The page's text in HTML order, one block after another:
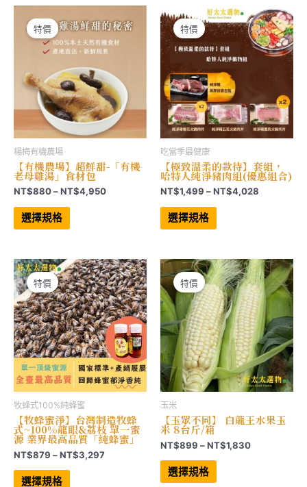
NT$3,999
式。
可
在
產
品
頁
面
選
擇
選
項
款
式。
可
在
產
品
面
選
擇
選
項
特價
楊梅有機農場
【有機農場】超鮮甜-「有機
老母雞湯」食材包
NT$880–NT$4,950價
NT$4,950
選擇規格
此
品
款
式。
可
在
產
品
頁
面
選
擇
選
項
特價
吃當季最健康
【極致溫柔的款待】套組，
哈特人純淨豬肉組(優惠組合)
NT$1,499 –NT$4,028
NT$4,028
選擇規格
此
品
款
式。
可
在
產
品
頁
面
選
擇
選
項
特價
牧蜂式100%純蜂蜜
【牧蜂蜜淨】台灣制造牧蜂
式~100%龍眼&荔枝 單一蜜
源 業界最高品質「純蜂蜜」
NT$879 –NT$3,297價
選擇規格
此
特價
玉米
【玉眾不同】 白龍王水果玉
米 8台斤/箱
NT$899 –NT$1,830價
選擇規格
此
品